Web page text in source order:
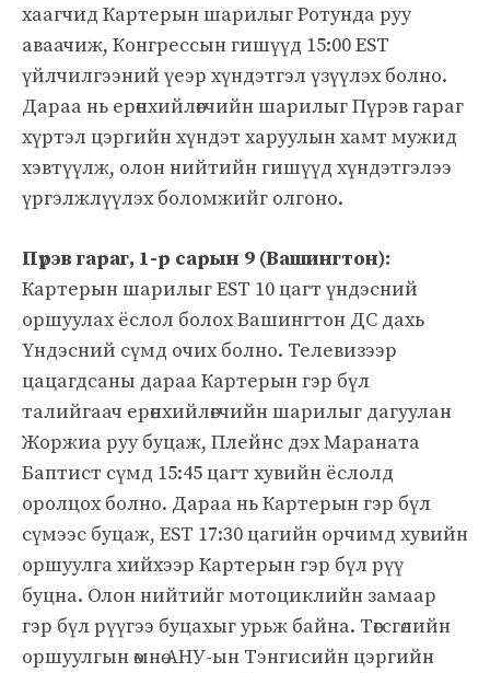
хаагчид Картерын шарилыг Ротунда руу
аваачиж, Конгрессын гишүүд 15:00 EST
үйлчилгээний үеэр хүндэтгэл үзүүлэх болно.
Дараа нь ерөнхийлөгчийн шарилыг Пүрэв гараг
хүртэл цэргийн хүндэт харуулын хамт мужид
хэвтүүлж, олон нийтийн гишүүд хүндэтгэлээ
үргэлжлүүлэх боломжийг олгоно.
Пүрэв гараг, 1-р сарын 9 (Вашингтон):
Картерын шарилыг EST 10 цагт үндэсний
оршуулах ёслол болох Вашингтон ДС дахь
Үндэсний сүмд очих болно. Телевизээр
цацагдсаны дараа Картерын гэр бүл
талийгаач ерөнхийлөгчийн шарилыг дагуулан
Жоржиа руу буцаж, Плейнс дэх Мараната
Баптист сүмд 15:45 цагт хувийн ёслолд
оролцох болно. Дараа нь Картерын гэр бүл
сүмээс буцаж, EST 17:30 цагийн орчимд хувийн
оршуулга хийхээр Картерын гэр бүл рүү
буцна. Олон нийтийг мотоциклийн замаар
гэр бүл рүүгээ буцахыг урьж байна. Төгсгөлийн
оршуулгын өмнө АНУ-ын Тэнгисийн цэргийн